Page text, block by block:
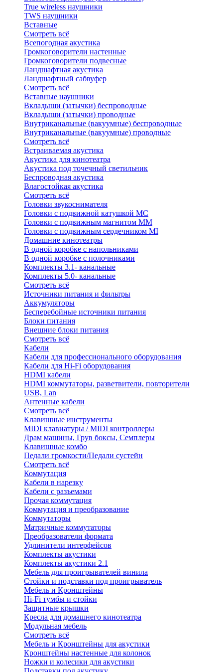
True wireless наушники
TWS наушники
Вставные
Смотреть всё
Всепогодная акустика
Громкоговорители настенные
Громкоговорители подвесные
Ландшафтная акустика
Ландшафтный сабвуфер
Смотреть всё
Вставные наушники
Вкладыши (затычки) беспроводные
Вкладыши (затычки) проводные
Внутриканальные (вакуумные) беспроводные
Внутриканальные (вакуумные) проводные
Смотреть всё
Встраиваемая акустика
Акустика для кинотеатра
Акустика под точечный светильник
Беспроводная акустика
Влагостойкая акустика
Смотреть всё
Головки звукоснимателя
Головки с подвижной катушкой MC
Головки с подвижным магнитом ММ
Головки с подвижным сердечником MI
Домашние кинотеатры
В одной коробке с напольниками
В одной коробке с полочниками
Комплекты 3.1- канальные
Комплекты 5.0- канальные
Смотреть всё
Источники питания и фильтры
Аккумуляторы
Бесперебойные источники питания
Блоки питания
Внешние блоки питания
Смотреть всё
Кабели
Кабели для профессионального оборудования
Кабели для Hi-Fi оборудования
HDMI кабели
HDMI коммутаторы, разветвители, повторители
USB, Lan
Антенные кабели
Смотреть всё
Клавишные инструменты
MIDI клавиатуры / MIDI контроллеры
Драм машины, Грув боксы, Семплеры
Клавишные комбо
Педали громкости/Педали сустейн
Смотреть всё
Коммутация
Кабели в нарезку
Кабели с разъемами
Прочая коммутация
Коммутация и преобразование
Коммутаторы
Матричные коммутаторы
Преобразователи формата
Удлинители интерфейсов
Комплекты акустики
Комплекты акустики 2.1
Мебель для проигрывателей винила
Стойки и подставки под проигрыватель
Мебель и Кронштейны
Hi-Fi тумбы и стойки
Защитные крышки
Кресла для домашнего кинотеатра
Модульная мебель
Смотреть всё
Мебель и Кронштейны для акустики
Кронштейны настенные для колонок
Ножки и колесики для акустики